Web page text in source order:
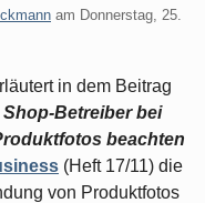
am Donnerstag, 25.
in dem Beitrag
Betreiber bei
beachten
(Heft 17/11) die
von Produktfotos